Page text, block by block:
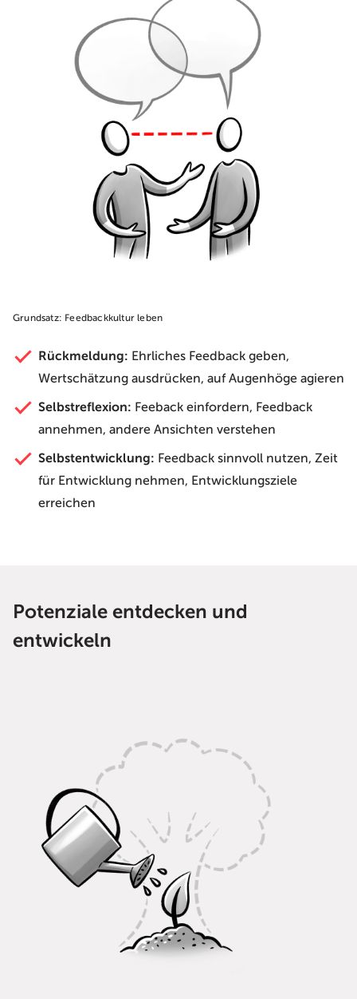
Grundsatz: Feedbackkultur leben
Rückmeldung: Ehrliches Feedback geben,
Wertschätzung ausdrücken, auf Augenhöge agieren
Selbstreflexion: Feeback einfordern, Feedback
annehmen, andere Ansichten verstehen
Selbstentwicklung: Feedback sinnvoll nutzen, Zeit
für Entwicklung nehmen, Entwicklungsziele
erreichen
Potenziale entdecken und
entwickeln